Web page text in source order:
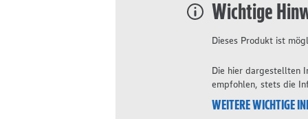
Wichtige
Dieses Produkt ist
Die hier dargestellten
empfohlen, stets die
WEITERE WICHTIGE